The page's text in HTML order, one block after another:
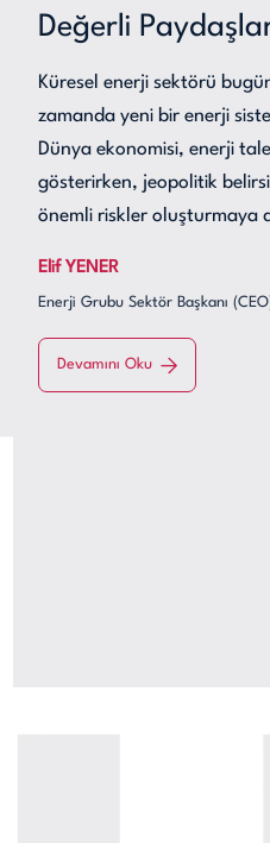
Değerli
Küresel enerji sektörü
zamanda yeni bir enerji
Dünya ekonomisi, enerji
gösterirken, jeopolitik
önemli riskler oluşturmaya
Elif YENER
Enerji Grubu Sektör Başkanı
Devamını Oku